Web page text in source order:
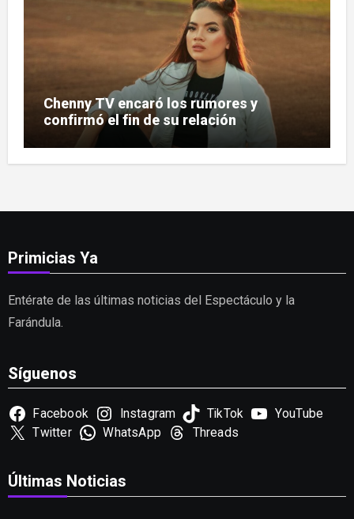
Chenny TV encaró los rumores y
confirmó el fin de su relación
Primicias Ya
Entérate de las últimas noticias del Espectáculo y la
Farándula.
Síguenos
Facebook Instagram TikTok
YouTube
Twitter
WhatsApp Threads
Últimas Noticias